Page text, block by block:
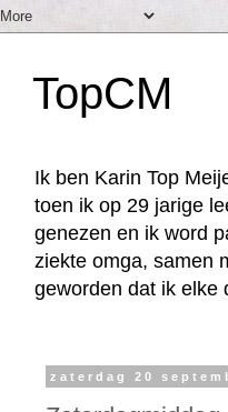
TopCM
Ik ben Karin Top
toen ik op 29 jarige
genezen en ik word
ziekte omga, samen
geworden dat ik elke
zaterdag 20